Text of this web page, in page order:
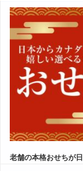
老舗の本格おせちが